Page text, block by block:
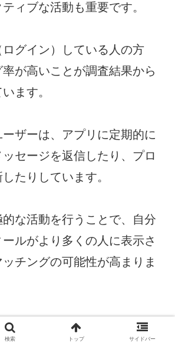
ィブな活動も重要です。
グイン）している人の方
が高いことが調査結果から
ます。
ザーは、アプリに定期的に
セージを返信したり、プロ
たりしています。
な活動を行うことで、自分
ルがより多くの人に表示さ
チングの可能性が高まりま
上げるためには、「オンライ
検索 トップ サイドバー